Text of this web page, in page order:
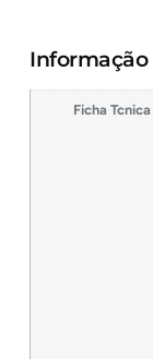
Informação
Ficha Tcnica